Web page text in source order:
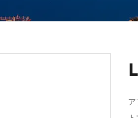
ア